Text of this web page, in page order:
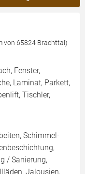
von 65824 Brachttal)
Fenster,
Laminat, Parkett,
Tischler,
Schimmel-
/ Sanierung,
Jalousien,